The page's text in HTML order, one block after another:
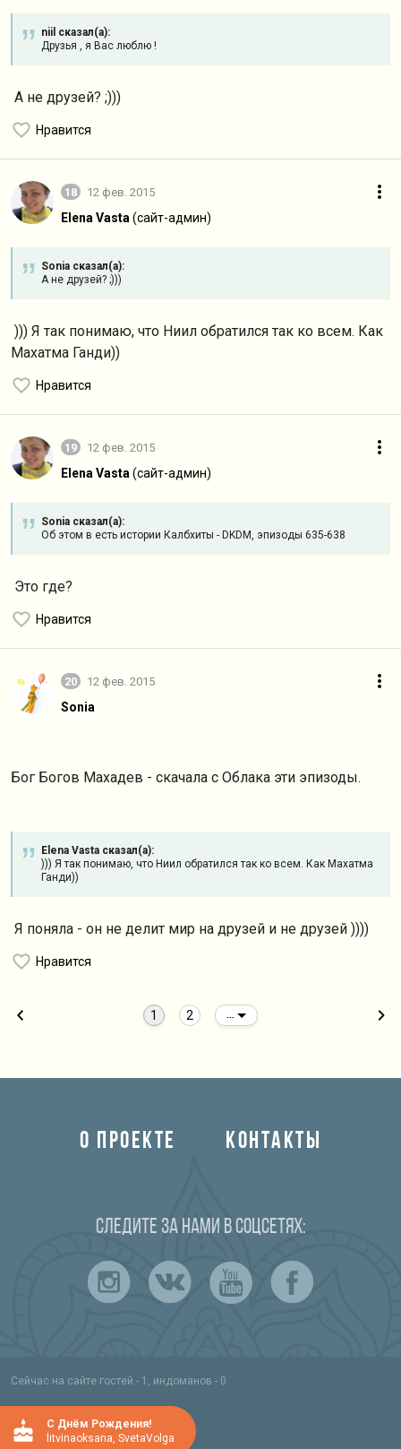
niil сказал(а):
Друзья , я Вас люблю !
А не друзей? ;)))
Нравится
18 12 фев. 2015
Elena Vasta (сайт-админ)
Sonia сказал(а):
А не друзей? ;)))
))) Я так понимаю, что Ниил обратился так ко всем. Как
Махатма Ганди))
Нравится
19 12 фев. 2015
Elena Vasta (сайт-админ)
Sonia сказал(а):
Об этом в есть истории Калбхиты - DKDM, эпизоды 635-638
Это где?
Нравится
20 12 фев. 2015
Sonia
Бог Богов Махадев - скачала с Облака эти эпизоды.
Elena Vasta сказал(а):
))) Я так понимаю, что Ниил обратился так ко всем. Как Махатма
Ганди))
Я поняла - он не делит мир на друзей и не друзей ))))
Нравится
1 2
О ПРОЕКТЕ КОНТАКТЫ
Следите за нами в соцсетях:
Сейчас на сайте гостей - 1, индоманов - 0
C Днём Рождения!
litvinaoksana, SvetaVolga